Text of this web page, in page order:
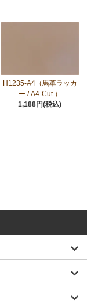
H1235-A4（馬革ラッカ
ー / A4-Cut ）
1,188円(税込)